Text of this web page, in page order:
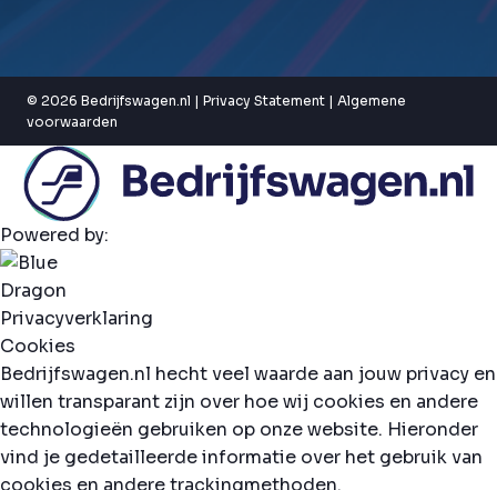
© 2026 Bedrijfswagen.nl | Privacy Statement | Algemene
voorwaarden
Powered by:
Privacyverklaring
Cookies
Bedrijfswagen.nl hecht veel waarde aan jouw privacy en
willen transparant zijn over hoe wij cookies en andere
technologieën gebruiken op onze website. Hieronder
vind je gedetailleerde informatie over het gebruik van